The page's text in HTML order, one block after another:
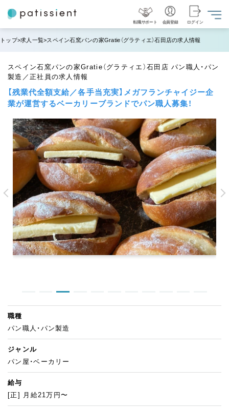
転職サポート 会員登録 ログイン
トップ 求人一覧 スペイン石窯パンの家Gratie（グラティエ）石田店の求人情報
スペイン石窯パンの家Gratie（グラティエ）石田店 パン職人・パン
製造／正社員の求人情報
【残業代全額支給／各手当充実】メガフランチャイジー企
業が運営するベーカリーブランドでパン職人募集！
職種
パン職人・パン製造
ジャンル
パン屋・ベーカリー
給与
[正] 月給21万円〜